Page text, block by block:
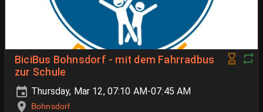
BiciBus Bohnsdorf - mit dem Fahrradbus
zur Schule
Thursday, Mar 12, 07:10 AM-07:45 AM
Bohnsdorf